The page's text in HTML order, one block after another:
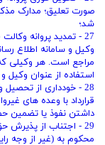
صورت تعلیق؛ مدارک
شد؛
27 - تمدید پروانه
وکیل و سامانه اطلاع
مراجع است. هر وکیلی
استفاده از عنوان وکیل و
28 - خودداری از
قرارداد با وعده ‌های
داشتن نفوذ یا تضمین
29 - اجتناب از
محکوم به (غیر از وجه